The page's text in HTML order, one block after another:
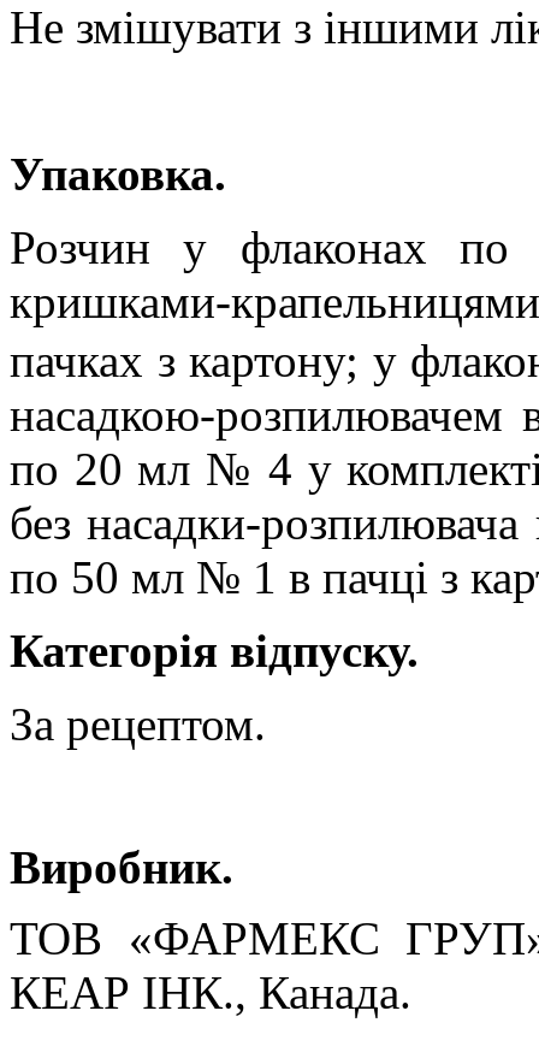
Не змішувати з іншими
Упаковка.
Розчин у флаконах
кришками-
пачках з картону; у
насадкою-розпилювачем
по 20 мл № 4 у
без насадки-
по 50 мл № 1 в пачці з
Категорія відпуску.
За рецептом.
Виробник.
ТОВ «ФАРМЕКС
КЕАР ІНК., Канада.